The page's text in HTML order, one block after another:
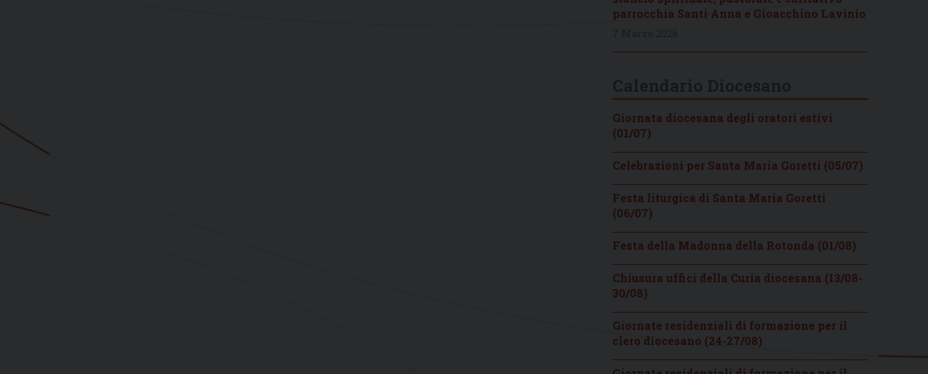
parrocchia Santi Anna e Gioacchino Lavinio
Giornata diocesana degli oratori estivi
(01/07)
Celebrazioni per Santa Maria Goretti (05/07)
Festa liturgica di Santa Maria Goretti
(06/07)
Festa della Madonna della Rotonda (01/08)
Chiusura uffici della Curia diocesana (13/08-
30/08)
Giornate residenziali di formazione per il
clero diocesano (24-27/08)